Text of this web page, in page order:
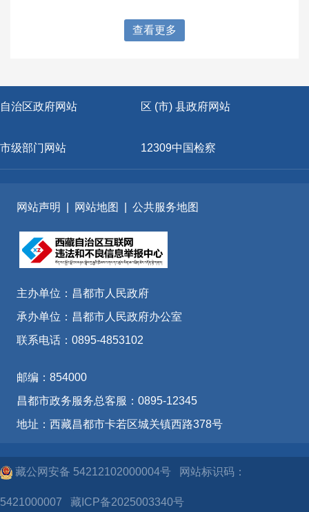
查看更多
自治区政府网站 区 (市) 县政府网站
市级部门网站 12309中国检察
网站声明 网站地图 公共服务地图
主办单位：昌都市人民政府
承办单位：昌都市人民政府办公室
联系电话：0895-4853102
邮编：854000
昌都市政务服务总客服：0895-12345
地址：西藏昌都市卡若区城关镇西路378号
藏公网安备 54212102000004号 网站标识码：
5421000007 藏ICP备2025003340号